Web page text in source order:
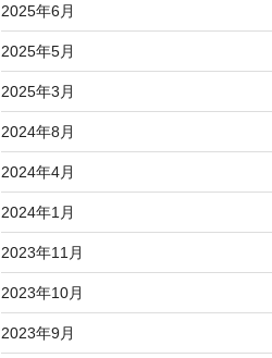
2025年6月
2025年5月
2025年3月
2024年8月
2024年4月
2024年1月
2023年11月
2023年10月
2023年9月